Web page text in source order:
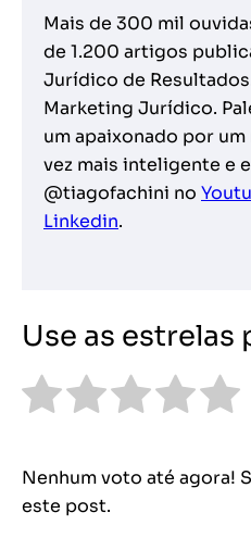
Mais de 300 mil
de 1.200 artigos
Jurídico de
Marketing Jurídico.
um apaixonado por
vez mais inteligente e
@tiagofachini no
Linkedin.
Use as estrelas
Nenhum voto até agora!
este post.